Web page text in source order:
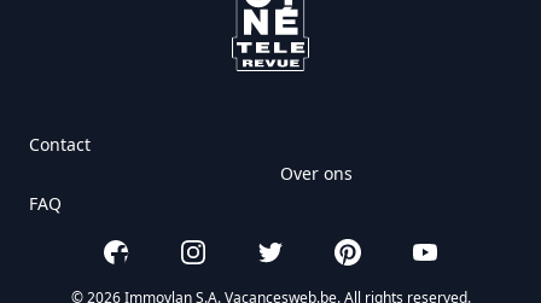
Contact
FAQ
Over ons
FacebookInstagramTwitter PinterestYouTube
© 2026 Immovlan S.A. Vacancesweb.be. All rights reserved.